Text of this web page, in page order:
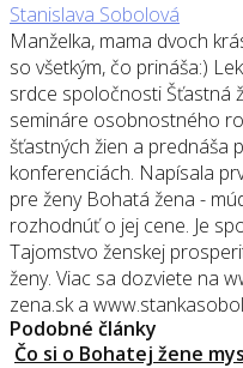
Stanislava Sobolová
Manželka, mama dvoch
so všetkým, čo prináša:)
srdce spoločnosti Šťastná
semináre osobnostného
šťastných žien a prednáša
konferenciách. Napísala
pre ženy Bohatá žena -
rozhodnúť o jej cene. Je
Tajomstvo ženskej
ženy. Viac sa dozviete na
zena.sk a
Podobné články
Čo si o Bohatej žene